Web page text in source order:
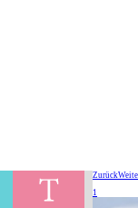
Zurück
1